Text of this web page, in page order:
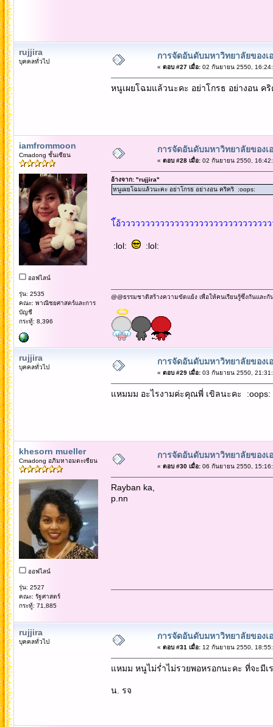
rujjira
บุคคลทั่วไป
การจัดอันดับมหาวิทยาลัยของเ
« ตอบ #27 เมื่อ:02 กันยายน 2550,
หนูเผยโฉมแล้วนะคะ อย่าโกรธ อย่างอน ค
iamfrommoon
Cmadong ชั้นเซียน
ออฟไลน์
รุ่น: 2535
คณะ: พาณิชยศาสตร์และการ
บัญชี
กระทู้: 8,396
การจัดอันดับมหาวิทยาลัยของเ
« ตอบ #28 เมื่อ:02 กันยายน 2550,
อ้างจาก: "rujjira"
หนูเผยโฉมแล้วนะคะ อย่าโกรธ อย่างอน คริคริ :oops:
โ้อ้วววววววววววววววววววววววววววววว
:lol: :lol:
@@ธรรมชาติสร้างความขัดแย้ง เพื่อให้คนเรียนรู้ซึ่งกันและกั
rujjira
บุคคลทั่วไป
การจัดอันดับมหาวิทยาลัยของเ
« ตอบ #29 เมื่อ:03 กันยายน 2550,
แหมมม อะไรงามค่ะคุณพี่ เขิลนะคะ :oops:
khesorn mueller
Cmadong อภิมหาอมตะเซียน
ออฟไลน์
รุ่น: 2527
คณะ: รัฐศาสตร์
กระทู้: 71,885
การจัดอันดับมหาวิทยาลัยของเ
« ตอบ #30 เมื่อ:06 กันยายน 2550,
Rayban ka,
p.nn
rujjira
บุคคลทั่วไป
การจัดอันดับมหาวิทยาลัยของเ
« ตอบ #31 เมื่อ:12 กันยายน 2550,
แหมม หนูไม่ร่ำไม่รวยพอหรอกนะคะ ที่จะมี
น. รจ